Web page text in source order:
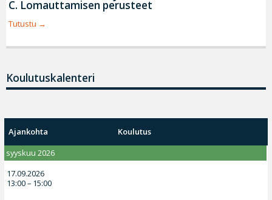
C. Lomauttamisen perusteet
Tutustu
Koulutuskalenteri
Ajankohta
Koulutus
syyskuu 2026
17.09.2026
13:00 – 15:00